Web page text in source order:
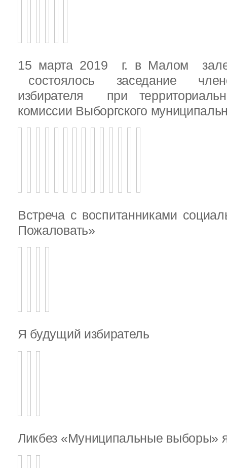
15 марта 2019 г. в Малом
состоялось заседание
избирателя при
комиссии Выборгского
Встреча с воспитанниками
Пожаловать»
Я будущий избиратель
Ликбез «Муниципальные выборы»